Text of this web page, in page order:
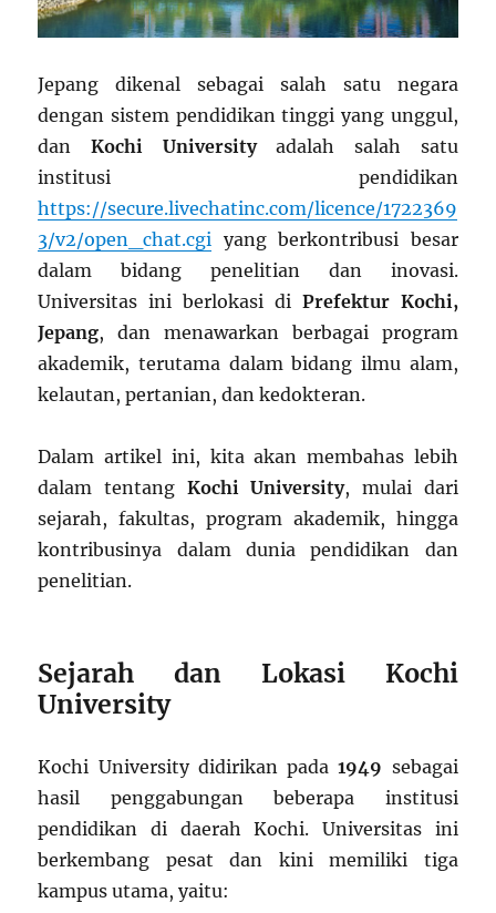
Jepang dikenal sebagai salah satu negara
dengan sistem pendidikan tinggi yang unggul,
danKochi Universityadalah salah satu
institusi pendidikan
https://secure.livechatinc.com/licence/1722369
3/v2/open_chat.cgi yang berkontribusi besar
dalam bidang penelitian dan inovasi.
Universitas ini berlokasi di Prefektur Kochi,
Jepang, dan menawarkan berbagai program
akademik, terutama dalam bidang ilmu alam,
kelautan, pertanian, dan kedokteran.
Dalam artikel ini, kita akan membahas lebih
dalam tentang Kochi University, mulai dari
sejarah, fakultas, program akademik, hingga
kontribusinya dalam dunia pendidikan dan
penelitian.
Sejarah dan Lokasi Kochi
University
Kochi University didirikan pada1949 sebagai
hasil penggabungan beberapa institusi
pendidikan di daerah Kochi. Universitas ini
berkembang pesat dan kini memiliki tiga
kampus utama, yaitu: